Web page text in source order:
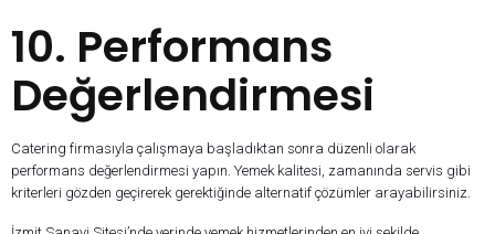
10. Performans
Değerlendirmesi
Catering firmasıyla çalışmaya başladıktan sonra düzenli olarak
performans değerlendirmesi yapın. Yemek kalitesi, zamanında servis gibi
kriterleri gözden geçirerek gerektiğinde alternatif çözümler arayabilirsiniz.